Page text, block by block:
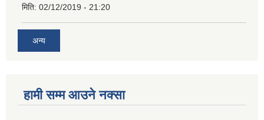
मिति: 02/12/2019 - 21:20
अन्य
हामी सम्म आउने नक्सा